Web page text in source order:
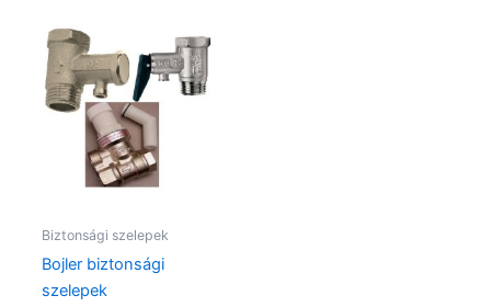
Biztonsági szelepek
Bojler biztonsági
szelepek